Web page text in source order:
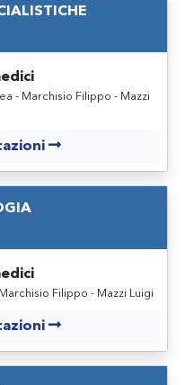
- Marchisio Filippo - Mazzi
Filippo - Mazzi Luigi